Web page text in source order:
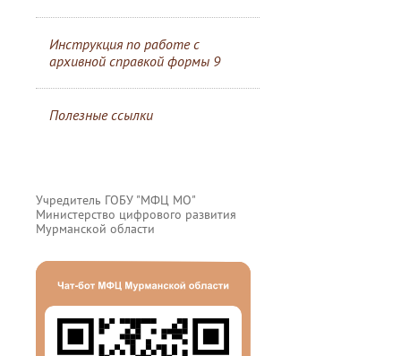
Инструкция по работе с
архивной справкой формы 9
Полезные ссылки
Учредитель ГОБУ "МФЦ МО"
Министерство цифрового развития
Мурманской области